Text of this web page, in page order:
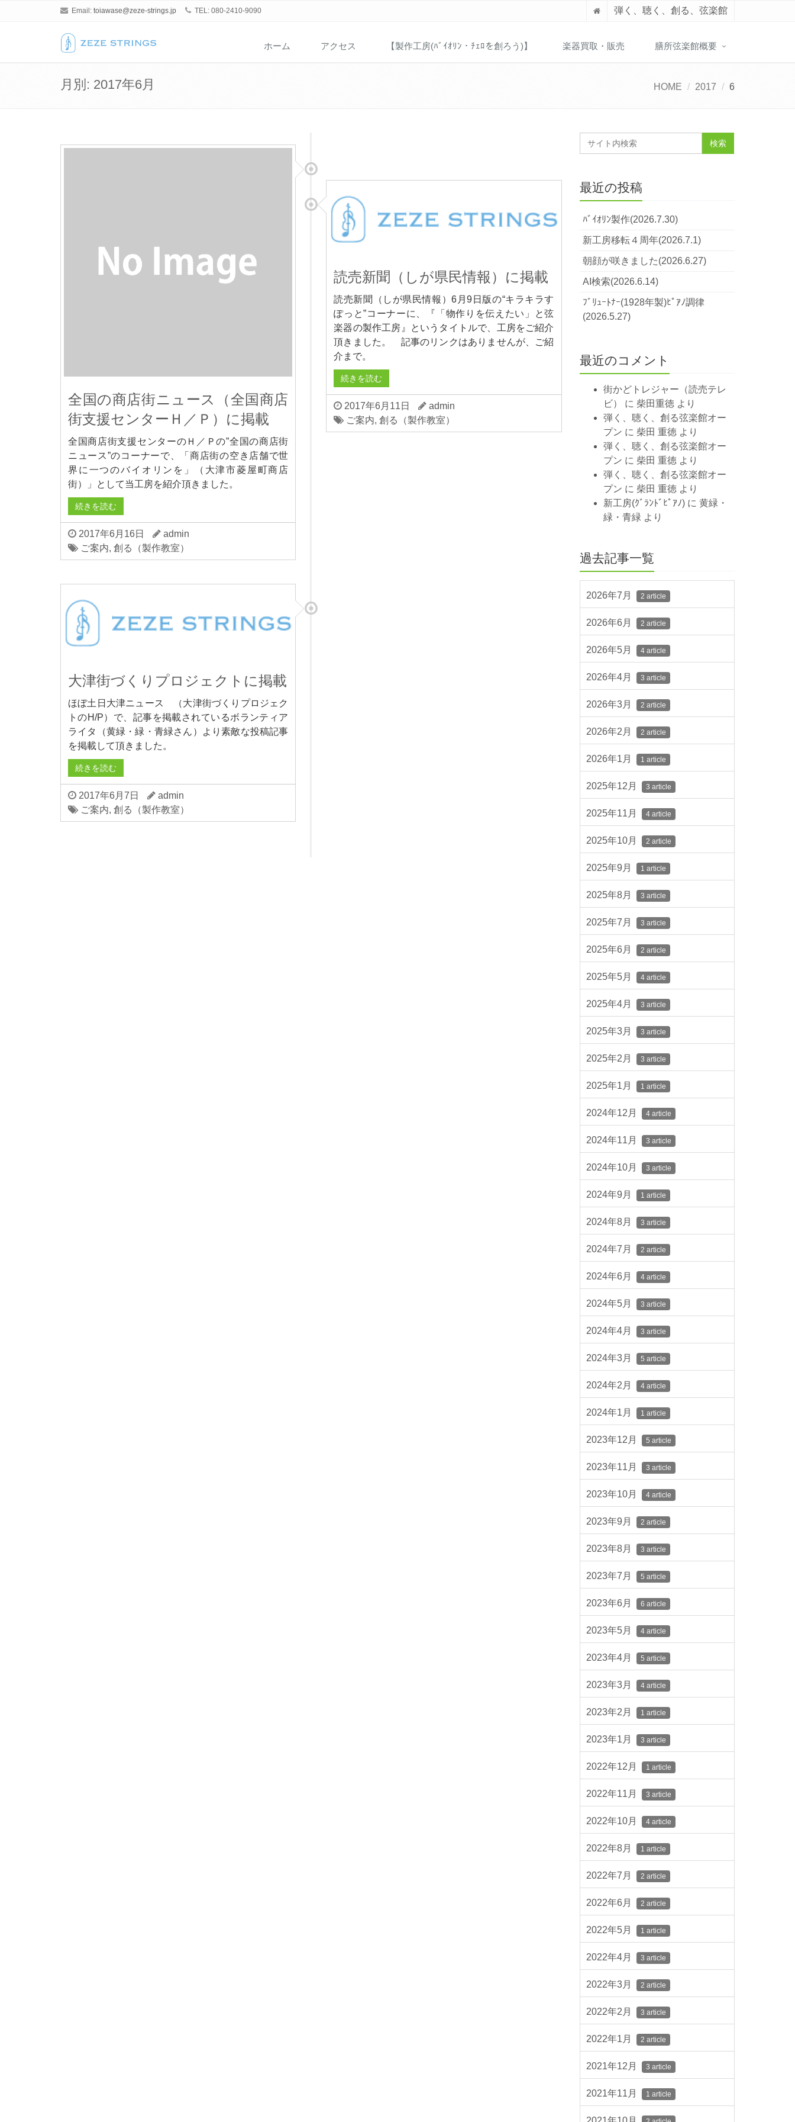
Email: toiawase@zeze-strings.jp TEL: 080-2410-9090 弾く、聴く、創る、弦楽館
ホーム アクセス 【製作工房(ﾊﾞｲｵﾘﾝ・ﾁｪﾛを創ろう)】 楽器買取・販売 膳所弦楽館概要
月別: 2017年6月 HOME 2017 6
全国の商店街ニュース（全国商店
街支援センターＨ／Ｐ）に掲載
全国商店街支援センターのＨ／Ｐの”全国の商店街
ニュース”のコーナーで、「商店街の空き店舗で世
界に一つのバイオリンを」（大津市菱屋町商店
街）」として当工房を紹介頂きました。
続きを読む
2017年6月16日
admin
ご案内, 創る（製作教室）
読売新聞（しが県民情報）に掲載
読売新聞（しが県民情報）6月9日版の“キラキラす
ぽっと”コーナーに、『「物作りを伝えたい」と弦
楽器の製作工房』というタイトルで、工房をご紹介
頂きました。 記事のリンクはありませんが、ご紹
介まで。
続きを読む
2017年6月11日
admin
ご案内,創る（製作教室）
大津街づくりプロジェクトに掲載
ほぼ土日大津ニュース （大津街づくりプロジェク
トのH/P）で、記事を掲載されているボランティア
ライタ（黄緑・緑・青緑さん）より素敵な投稿記事
を掲載して頂きました。
続きを読む
2017年6月7日
admin
ご案内, 創る（製作教室）
最近の投稿
ﾊﾞｲｵﾘﾝ製作(2026.7.30)
新工房移転４周年(2026.7.1)
朝顔が咲きました(2026.6.27)
AI検索(2026.6.14)
ﾌﾞﾘｭｰﾄﾅｰ(1928年製)ﾋﾟｱﾉ調律
(2026.5.27)
最近のコメント
街かどトレジャー（読売テレ
ビ）
に 柴田重徳より
弾く、聴く、創る弦楽館オー
プン に 柴田 重徳より
弾く、聴く、創る弦楽館オー
プン に 柴田 重徳より
弾く、聴く、創る弦楽館オー
プン に 柴田 重徳より
新工房(ｸﾞﾗﾝﾄﾞﾋﾟｱﾉ)に 黄緑・
緑・青緑 より
過去記事一覧
2026年7月 2 article
2026年6月 2 article
2026年5月 4 article
2026年4月 3 article
2026年3月 2 article
2026年2月 2 article
2026年1月 1 article
2025年12月 3 article
2025年11月 4 article
2025年10月 2 article
2025年9月 1 article
2025年8月 3 article
2025年7月 3 article
2025年6月 2 article
2025年5月 4 article
2025年4月 3 article
2025年3月 3 article
2025年2月 3 article
2025年1月 1 article
2024年12月 4 article
2024年11月 3 article
2024年10月 3 article
2024年9月 1 article
2024年8月 3 article
2024年7月 2 article
2024年6月 4 article
2024年5月 3 article
2024年4月 3 article
2024年3月 5 article
2024年2月 4 article
2024年1月 1 article
2023年12月 5 article
2023年11月 3 article
2023年10月 4 article
2023年9月 2 article
2023年8月 3 article
2023年7月 5 article
2023年6月 6 article
2023年5月 4 article
2023年4月 5 article
2023年3月 4 article
2023年2月 1 article
2023年1月 3 article
2022年12月 1 article
2022年11月 3 article
2022年10月 4 article
2022年8月 1 article
2022年7月 2 article
2022年6月 2 article
2022年5月 1 article
2022年4月 3 article
2022年3月 2 article
2022年2月 3 article
2022年1月 2 article
2021年12月 3 article
2021年11月 1 article